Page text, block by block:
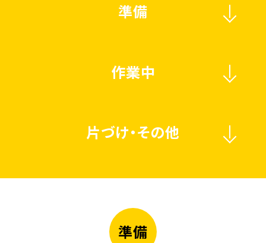
準備
作業中
片づけ・その他
準備